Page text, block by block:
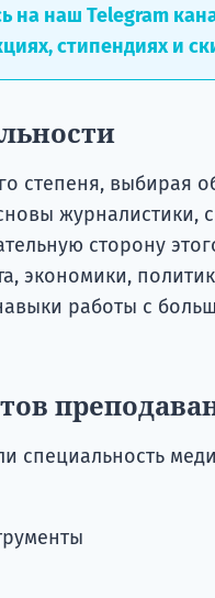
на наш Telegram
стипендиях и
степеня, выбирая
сторону
экономики,
работы с
специальность